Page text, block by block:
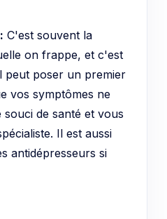
C'est souvent la
on frappe, et c'est
peut poser un premier
vos symptômes ne
de santé et vous
Il est aussi
antidépresseurs si